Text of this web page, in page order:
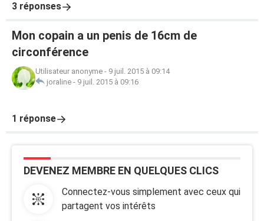
3 réponses
Mon copain a un penis de 16cm de
circonférence
Utilisateur anonyme - 9 juil. 2015 à 09:14
joraline - 9 juil. 2015 à 09:16
1 réponse
DEVENEZ MEMBRE EN QUELQUES CLICS
Connectez-vous simplement avec ceux qui
partagent vos intérêts